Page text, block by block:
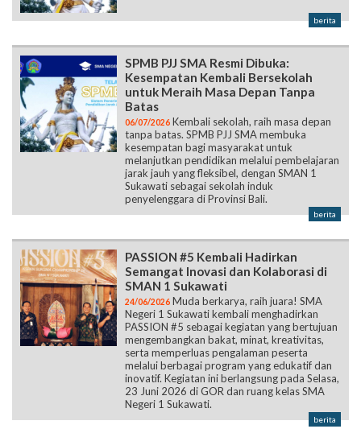
berita
SPMB PJJ SMA Resmi Dibuka:
Kesempatan Kembali Bersekolah
untuk Meraih Masa Depan Tanpa
Batas
06/07/2026 Kembali sekolah, raih masa depan
tanpa batas. SPMB PJJ SMA membuka
kesempatan bagi masyarakat untuk
melanjutkan pendidikan melalui pembelajaran
jarak jauh yang fleksibel, dengan SMAN 1
Sukawati sebagai sekolah induk
penyelenggara di Provinsi Bali.
berita
PASSION #5 Kembali Hadirkan
Semangat Inovasi dan Kolaborasi di
SMAN 1 Sukawati
24/06/2026 Muda berkarya, raih juara! SMA
Negeri 1 Sukawati kembali menghadirkan
PASSION #5 sebagai kegiatan yang bertujuan
mengembangkan bakat, minat, kreativitas,
serta memperluas pengalaman peserta
melalui berbagai program yang edukatif dan
inovatif. Kegiatan ini berlangsung pada Selasa,
23 Juni 2026 di GOR dan ruang kelas SMA
Negeri 1 Sukawati.
berita